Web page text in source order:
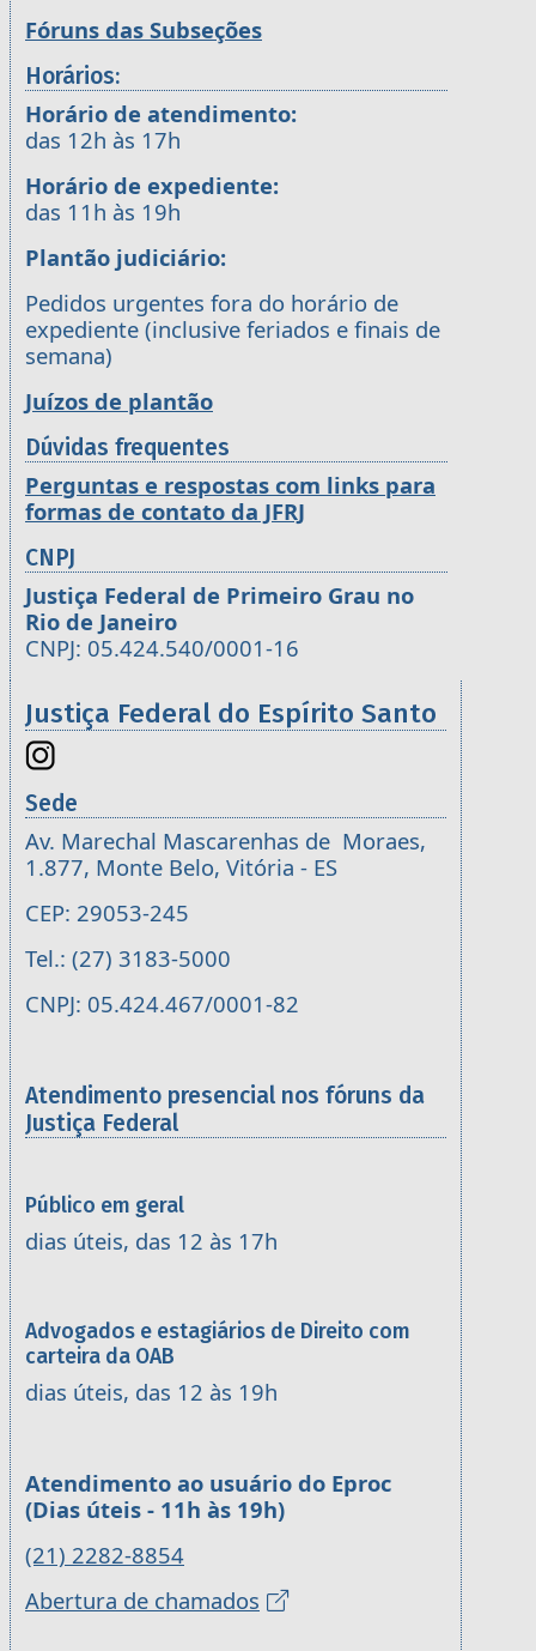
Fóruns das Subseções
Horários:
Horário de atendimento:
das 12h às 17h
Horário de expediente:
das 11h às 19h
Plantão judiciário:
Pedidos urgentes fora do horário de
expediente (inclusive feriados e finais de
semana)
Juízos de plantão
Dúvidas frequentes
Perguntas e respostas com links para
formas de contato da JFRJ
CNPJ
Justiça Federal de Primeiro Grau no
Rio de Janeiro
CNPJ: 05.424.540/0001-16
Justiça Federal do Espírito Santo
Sede
Av. Marechal Mascarenhas de Moraes,
1.877, Monte Belo, Vitória - ES
CEP: 29053-245
Tel.: (27) 3183-5000
CNPJ: 05.424.467/0001-82
Atendimento presencial nos fóruns da
Justiça Federal
Público em geral
dias úteis, das 12 às 17h
Advogados e estagiários de Direito com
carteira da OAB
dias úteis, das 12 às 19h
Atendimento ao usuário do Eproc
(Dias úteis - 11h às 19h)
(21) 2282-8854
Abertura de chamados